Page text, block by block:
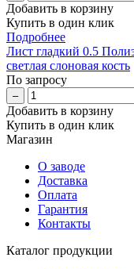
Добавить в корзину
Купить в один клик
Подробнее
Лист гладкий 0.5
светлая слоновая кость
По запросу
–
Добавить в корзину
Купить в один клик
Магазин
О заводе
Доставка
Оплата
Гарантия
Контакты
Каталог продукции